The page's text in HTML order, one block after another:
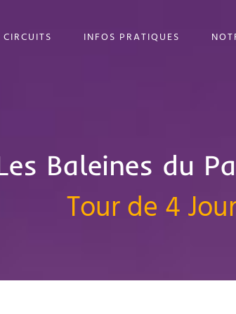
CIRCUITS INFOS PRATIQUES
Baleines du
Tour de 4